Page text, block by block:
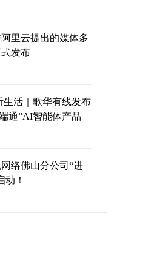
里云提出的媒体多
发布
生活｜歌华有线发布
通”AI智能体产品
络佛山分公司“进
动！